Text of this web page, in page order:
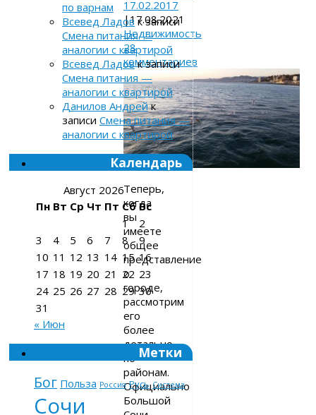
17.02.2017
|17.08.2021
Недвижимость
28
комментариев
Теперь,
когда
вы
имеете
общее
представление
о
городе,
рассмотрим
его
более
детально,
по
районам.
Официально
Большой
по варнам
Всевед Ладов к записи
Смена питания —
аналогии с квартирой
Всевед Ладовк записи
Смена питания —
аналогии с квартирой
Данилов Андрейк
записи Смена питания —
аналогии с квартирой
Календарь
Август 2026
Пн Вт Ср Чт Пт Сб Вс
1
2
3
4 5 6 7 8
9
10 11 12 13 14 15 16
17 18 19 20 21 22 23
24 25 26 27 28 29 30
31
« Июн
Метки
Бог Польза Россия Русь Система
Сочи